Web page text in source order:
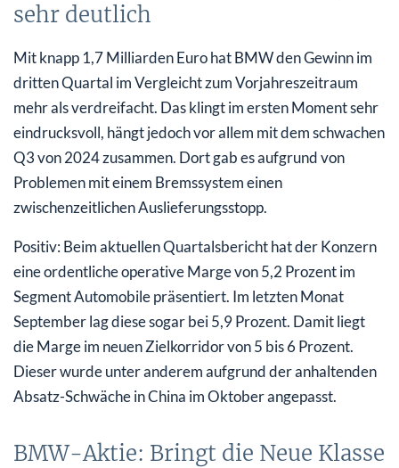
sehr deutlich
Mit knapp 1,7 Milliarden Euro hat BMW den Gewinn im
dritten Quartal im Vergleicht zum Vorjahreszeitraum
mehr als verdreifacht. Das klingt im ersten Moment sehr
eindrucksvoll, hängt jedoch vor allem mit dem schwachen
Q3 von 2024 zusammen. Dort gab es aufgrund von
Problemen mit einem Bremssystem einen
zwischenzeitlichen Auslieferungsstopp.
Positiv: Beim aktuellen Quartalsbericht hat der Konzern
eine ordentliche operative Marge von 5,2 Prozent im
Segment Automobile präsentiert. Im letzten Monat
September lag diese sogar bei 5,9 Prozent. Damit liegt
die Marge im neuen Zielkorridor von 5 bis 6 Prozent.
Dieser wurde unter anderem aufgrund der anhaltenden
Absatz-Schwäche in China im Oktober angepasst.
BMW-Aktie: Bringt die Neue Klasse